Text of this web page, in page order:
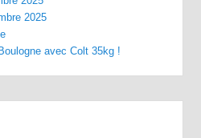
2025
avec Colt 35kg !